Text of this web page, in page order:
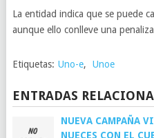
La entidad indica que se puede
aunque ello conlleve una
Etiquetas: Uno-e, Unoe
ENTRADAS
NUEVA CAMPAÑA
NUECES CON EL